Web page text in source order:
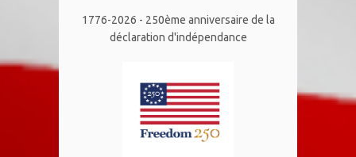
1776-2026 - 250ème anniversaire de la
déclaration d'indépendance